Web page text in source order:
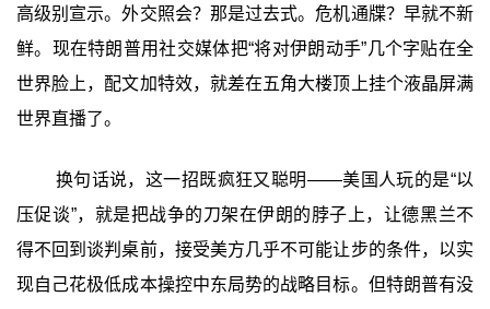
高级别宣示。外交照会？那是过去式。危机通牒？早就不新
鲜。现在特朗普用社交媒体把“将对伊朗动手”几个字贴在全
世界脸上，配文加特效，就差在五角大楼顶上挂个液晶屏满
世界直播了。
换句话说，这一招既疯狂又聪明——美国人玩的是“以
压促谈”，就是把战争的刀架在伊朗的脖子上，让德黑兰不
得不回到谈判桌前，接受美方几乎不可能让步的条件，以实
现自己花极低成本操控中东局势的战略目标。但特朗普有没